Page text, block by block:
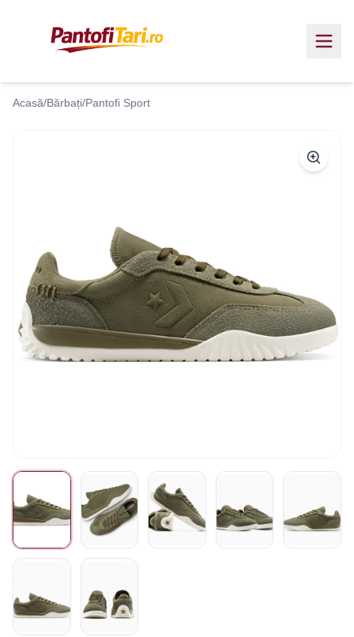
Acasă/Bărbați/Pantofi Sport